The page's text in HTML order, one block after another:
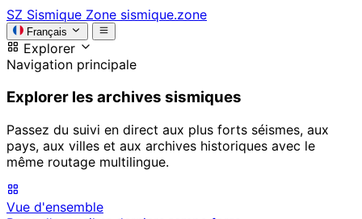
SZ Sismique Zone sismique.zone
Français
Explorer
Navigation principale
Explorer les archives sismiques
Passez du suivi en direct aux plus forts séismes, aux
pays, aux villes et aux archives historiques avec le
même routage multilingue.
Vue d'ensemble